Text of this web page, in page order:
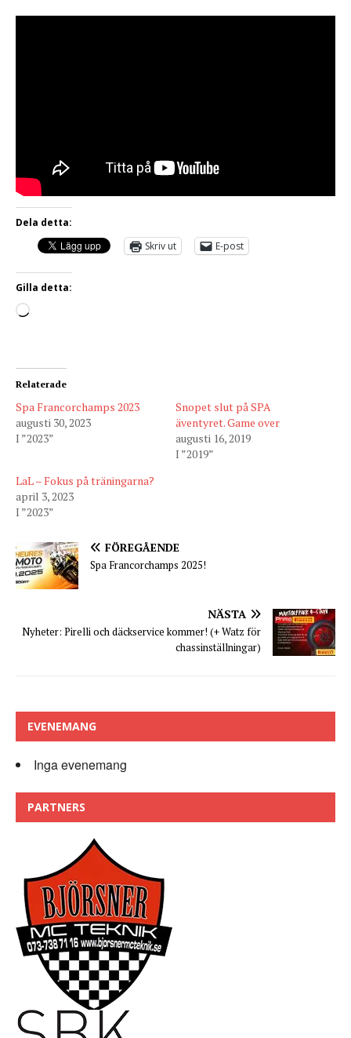
Dela detta:
Skriv ut
E-post
Gilla detta:
Relaterade
Spa Francorchamps 2023
augusti 30, 2023
I ”2023”
Snopet slut på SPA
äventyret. Game over
augusti 16, 2019
I ”2019”
LaL – Fokus på träningarna?
april 3, 2023
I ”2023”
FÖREGÅENDE
Spa Francorchamps 2025!
NÄSTA
Nyheter: Pirelli och däckservice kommer! (+ Watz för
chassinställningar)
EVENEMANG
Inga evenemang
PARTNERS